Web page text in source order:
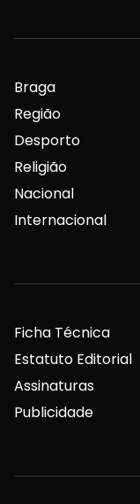
Braga
Região
Desporto
Religião
Nacional
Internacional
Ficha Técnica
Estatuto Editorial
Assinaturas
Publicidade